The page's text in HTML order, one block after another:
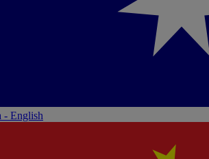
- English